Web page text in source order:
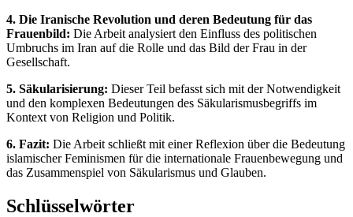
4. Die Iranische Revolution und deren Bedeutung für das
Frauenbild: Die Arbeit analysiert den Einfluss des politischen
Umbruchs im Iran auf die Rolle und das Bild der Frau in der
Gesellschaft.
5. Säkularisierung: Dieser Teil befasst sich mit der Notwendigkeit
und den komplexen Bedeutungen des Säkularismusbegriffs im
Kontext von Religion und Politik.
6. Fazit: Die Arbeit schließt mit einer Reflexion über die Bedeutung
islamischer Feminismen für die internationale Frauenbewegung und
das Zusammenspiel von Säkularismus und Glauben.
Schlüsselwörter